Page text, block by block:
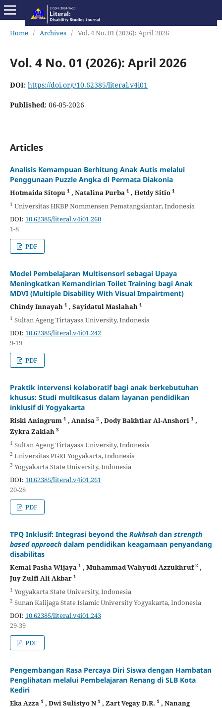
Home / Archives / Vol. 4 No. 01 (2026): April 2026
Vol. 4 No. 01 (2026): April 2026
DOI: https://doi.org/10.62385/literal.v4i01
Published: 06-05-2026
Articles
Analisis Kemampuan Berhitung Anak Autis melalui
Penggunaan Puzzle Angka di Permata Diakonia
Hotmaida Sitopu 1 , Natalina Purba 1 , Hetdy Sitio 1
1 Universitas HKBP Nommensen Pematangsiantar, Indonesia
DOI: 10.62385/literal.v4i01.260
1-8
PDF
Model Pembelajaran Multisensori sebagai Upaya
Meningkatkan Kemandirian Toilet Training bagi Anak
MDVI (Multiple Disability With Visual Impairtment)
Chindy Innayah 1 , Sayidatul Maslahah 1
1 Sultan Ageng Tirtayasa University, Indonesia
DOI: 10.62385/literal.v4i01.242
9-19
PDF
Praktik intervensi kolaboratif bagi anak berkebutuhan
khusus: Studi multikasus dalam layanan pendidikan
inklusif di Yogyakarta
Riski Aningrum 1 , Annisa 2, Dody Bakhtiar Al-Anshori 1 ,
Zykra Zakiah 3
1 Sultan Ageng Tirtayasa University, Indonesia
2 Universitas PGRI Yogyakarta, Indonesia
3 Yogyakarta State University, Indonesia
DOI: 10.62385/literal.v4i01.261
20-28
PDF
TPQ Inklusif: Integrasi beyond the Rukhsahdan strength
based approachdalam pendidikan keagamaan penyandang
disabilitas
Kemal Pasha Wijaya 1 , Muhammad Wahyudi Azzukhruf2,
Juy Zulfi Ali Akbar 1
1 Yogyakarta State University, Indonesia
2 Sunan Kalijaga State Islamic University Yogyakarta, Indonesia
DOI: 10.62385/literal.v4i01.243
29-39
PDF
Pengembangan Rasa Percaya Diri Siswa dengan Hambatan
Penglihatan melalui Pembelajaran Renang di SLB Kota
Kediri
Eka Azza 1 , Dwi Sulistyo N 1 , Zart Vegay D.R. 1 , Nanang